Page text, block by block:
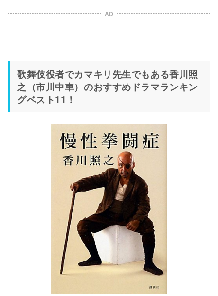
AD
歌舞伎役者でカマキリ先生でもある香川照
之（市川中車）のおすすめドラマランキン
グベスト11！